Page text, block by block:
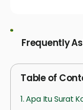
Frequently
Table of
Apa Itu Surat